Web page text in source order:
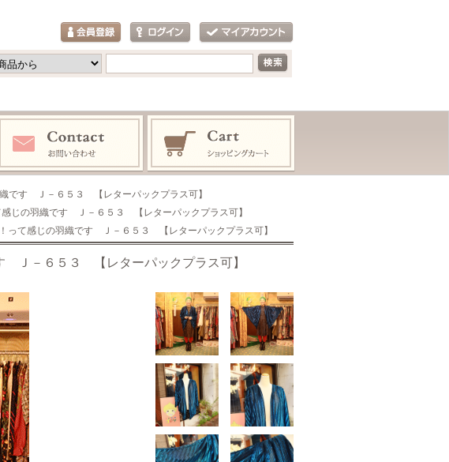
です Ｊ－６５３ 【レターパックプラス可】
じの羽織です Ｊ－６５３ 【レターパックプラス可】
って感じの羽織です Ｊ－６５３ 【レターパックプラス可】
Ｊ－６５３ 【レターパックプラス可】